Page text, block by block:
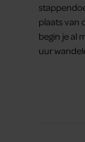
plaats van
begin je al
uur